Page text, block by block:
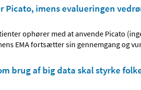
Picato, imens evalueringen
ophører med at anvende Picato
EMA fortsætter sin gennemgang og
brug af big data skal styrke